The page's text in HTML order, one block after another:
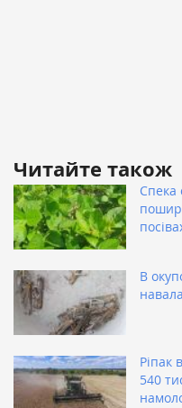
Читайте також
Спека
В
Ріпак
540